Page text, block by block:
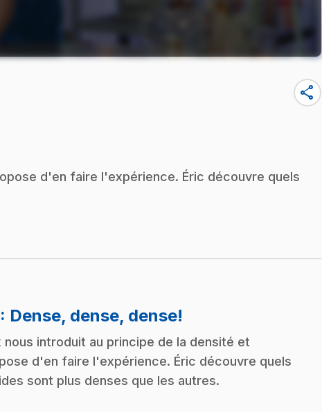
share
d'en faire l'expérience. Éric découvre quels
: Dense, dense, dense!
nous introduit au principe de la densité et
d'en faire l'expérience. Éric découvre quels
sont plus denses que les autres.